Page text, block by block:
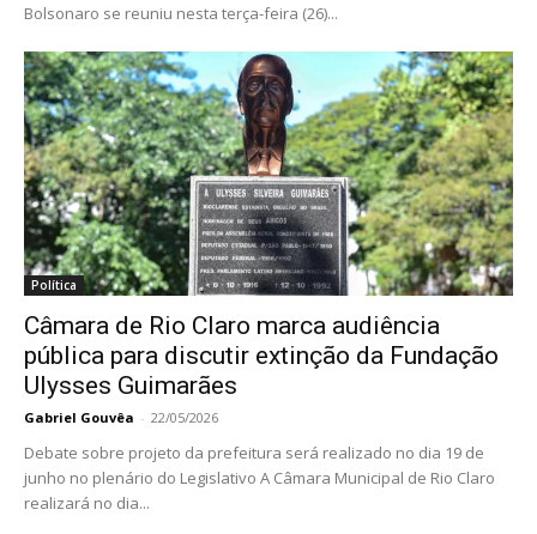
Bolsonaro se reuniu nesta terça-feira (26)...
Política
Câmara de Rio Claro marca audiência
pública para discutir extinção da Fundação
Ulysses Guimarães
Gabriel Gouvêa - 22/05/2026
Debate sobre projeto da prefeitura será realizado no dia 19 de
junho no plenário do Legislativo A Câmara Municipal de Rio Claro
realizará no dia...